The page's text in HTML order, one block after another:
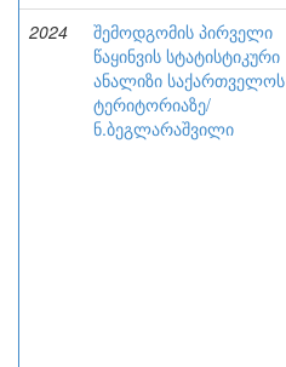
2024
შემოდგომის პირველი
წაყინვის სტატისტიკური
ანალიზი საქართველოს
ტერიტორიაზე/
ნ.ბეგლარაშვილი